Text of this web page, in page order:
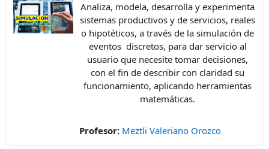
Analiza, modela, desarrolla y experimenta
sistemas productivos y de servicios, reales
o hipotéticos, a través de la simulación de
eventos discretos, para dar servicio al
usuario que necesite tomar decisiones,
con el fin de describir con claridad su
funcionamiento, aplicando herramientas
matemáticas.
Profesor: Meztli Valeriano Orozco